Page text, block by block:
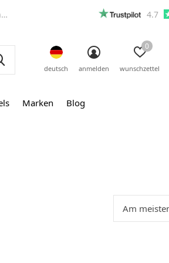
Marken Blog
deutsch anmelden wunschzettel
0
4.7